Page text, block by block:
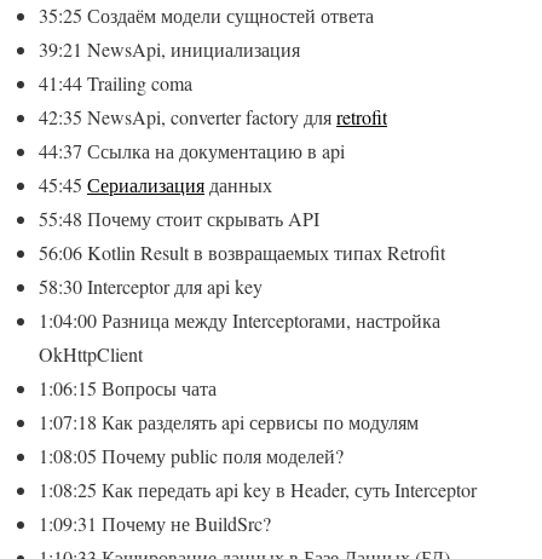
35:25 Создаём модели сущностей ответа
39:21 NewsApi, инициализация
41:44 Trailing coma
42:35 NewsApi, converter factory дляretrofit
44:37 Ссылка на документацию в api
45:45 Сериализация данных
55:48 Почему стоит скрывать API
56:06 Kotlin Result в возвращаемых типах Retrofit
58:30 Interceptor для api key
1:04:00 Разница между Interceptorами, настройка
OkHttpClient
1:06:15 Вопросы чата
1:07:18 Как разделять api сервисы по модулям
1:08:05 Почему public поля моделей?
1:08:25 Как передать api key в Header, суть Interceptor
1:09:31 Почему не BuildSrc?